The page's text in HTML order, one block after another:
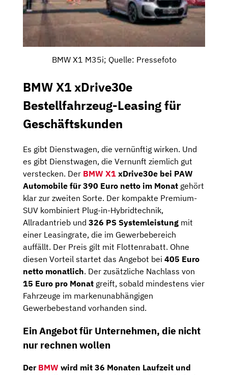
BMW X1 M35i; Quelle: Pressefoto
BMW X1 xDrive30e
Bestellfahrzeug-Leasing für
Geschäftskunden
Es gibt Dienstwagen, die vernünftig wirken. Und
es gibt Dienstwagen, die Vernunft ziemlich gut
verstecken. Der BMW X1 xDrive30e bei PAW
Automobile für 390 Euro netto im Monat gehört
klar zur zweiten Sorte. Der kompakte Premium-
SUV kombiniert Plug-in-Hybridtechnik,
Allradantrieb und 326 PS Systemleistung mit
einer Leasingrate, die im Gewerbebereich
auffällt. Der Preis gilt mit Flottenrabatt. Ohne
diesen Vorteil startet das Angebot bei 405 Euro
netto monatlich. Der zusätzliche Nachlass von
15 Euro pro Monat greift, sobald mindestens vier
Fahrzeuge im markenunabhängigen
Gewerbebestand vorhanden sind.
Ein Angebot für Unternehmen, die nicht
nur rechnen wollen
Der BMW wird mit 36 Monaten Laufzeit und